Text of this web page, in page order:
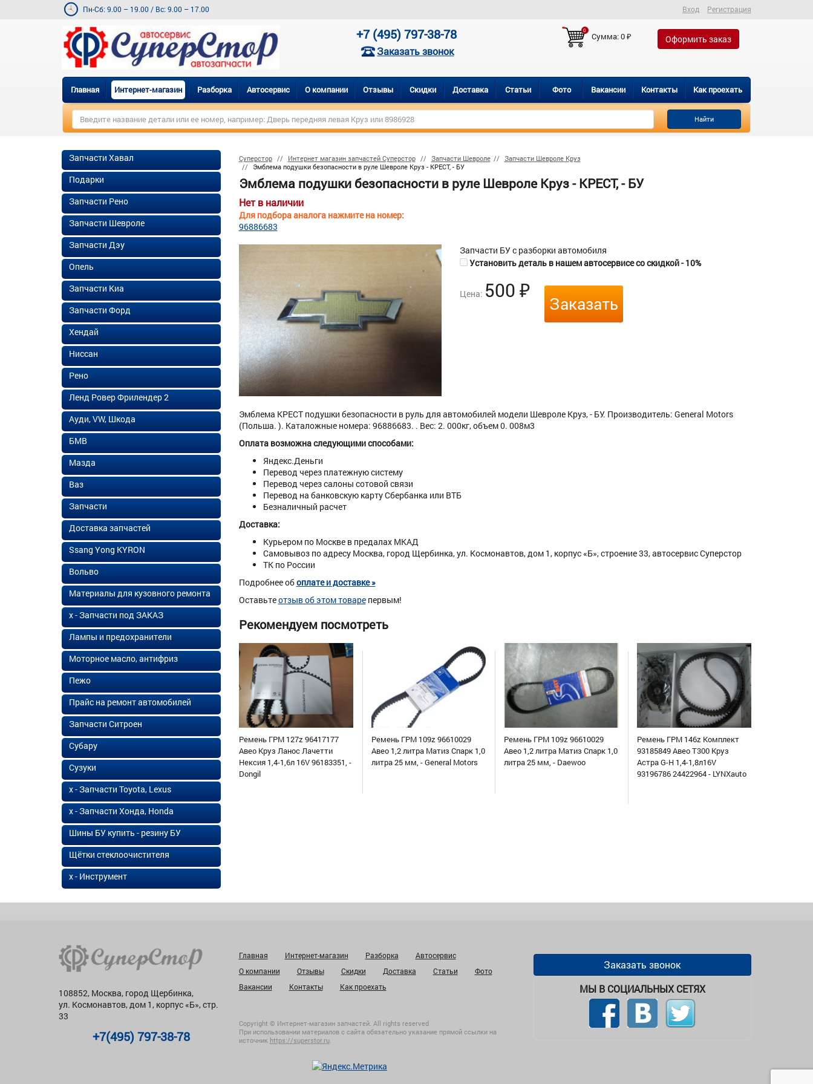
Пн-Сб: 9.00 – 19.00 / Вс: 9.00 – 17.00 Вход Регистрация
+7 (495) 797-38-78
Заказать звонок
0
Сумма:0₽ Оформить заказ
Главная Интернет-магазин Разборка Автосервис О компании Отзывы Скидки Доставка Статьи Фото Вакансии Контакты Как проехать
Найти
Суперстор Интернет магазин запчастей Суперстор Запчасти Шевроле
Запчасти Шевроле Круз
Эмблема подушки безопасности в руле Шевроле Круз - КРЕСТ, - БУ
Эмблема подушки безопасности в руле Шевроле Круз - КРЕСТ, - БУ
Нет в наличии
Для подбора аналога нажмите на номер:
96886683
Запчасти БУ с разборки автомобиля
Установить деталь в нашем автосервисе со скидкой - 10%
Цена: 500₽
Заказать
Эмблема КРЕСТ подушки безопасности в руль для автомобилей модели Шевроле Круз, - БУ. Производитель: General Motors
(Польша. ). Каталожные номера: 96886683. . Вес: 2. 000кг, объем 0. 008м3
Оплата возможна следующими способами:
Яндекс.Деньги
Перевод через платежную систему
Перевод через салоны сотовой связи
Перевод на банковскую карту Сбербанка или ВТБ
Безналичный расчет
Доставка:
Курьером по Москве в предалах МКАД
Самовывоз по адресу Москва, город Щербинка, ул. Космонавтов, дом 1, корпус «Б», строение 33, автосервис Суперстор
ТК по России
Подробнее обоплате и доставке »
Оставьтеотзыв об этом товарепервым!
Рекомендуем посмотреть
Ремень ГРМ 127z 96417177
Авео Круз Ланос Лачетти
Нексия 1,4-1,6л 16V 96183351, -
Dongil
Ремень ГРМ 109z 96610029
Авео 1,2 литра Матиз Спарк 1,0
литра 25 мм, - General Motors
Ремень ГРМ 109z 96610029
Авео 1,2 литра Матиз Спарк 1,0
литра 25 мм, - Daewoo
Ремень ГРМ 146z Комплект
93185849 Авео Т300 Круз
Астра G-H 1,4-1,8л16V
93196786 24422964 - LYNXauto
Запчасти Хавал
Подарки
Запчасти Рено
Запчасти Шевроле
Запчасти Дэу
Опель
Запчасти Киа
Запчасти Форд
Хендай
Ниссан
Рено
Ленд Ровер Фрилендер 2
Ауди, VW, Шкода
БМВ
Мазда
Ваз
Запчасти
Доставка запчастей
Ssang Yong KYRON
Вольво
Материалы для кузовного ремонта
х - Запчасти под ЗАКАЗ
Лампы и предохранители
Моторное масло, антифриз
Пежо
Прайс на ремонт автомобилей
Запчасти Ситроен
Субару
Сузуки
х - Запчасти Toyota, Lexus
х - Запчасти Хонда, Honda
Шины БУ купить - резину БУ
Щётки стеклоочистителя
х - Инструмент
108852, Москва, город Щербинка,
ул. Космонавтов, дом 1, корпус «Б», стр.
33
+7(495) 797-38-78
Главная Интернет-магазин Разборка
Автосервис
О компании
Отзывы Скидки Доставка Статьи
Фото
Вакансии
Контакты Как проехать
Copyright © Интернет-магазин запчастей. All rights reserved
При использовании материалов с сайта обязательно указание прямой ссылки на
источник https://superstor.ru.
Заказать звонок
МЫ В СОЦИАЛЬНЫХ СЕТЯХ